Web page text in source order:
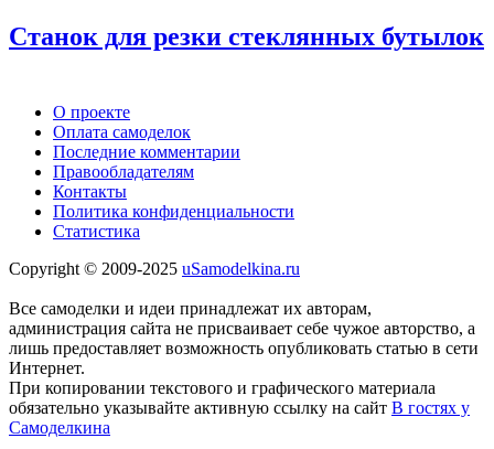
Станок для резки стеклянных бутылок
О проекте
Оплата самоделок
Последние комментарии
Правообладателям
Контакты
Политика конфиденциальности
Статистика
Copyright © 2009-2025 uSamodelkina.ru
Все самоделки и идеи принадлежат их авторам,
администрация сайта не присваивает себе чужое авторство, а
лишь предоставляет возможность опубликовать статью в сети
Интернет.
При копировании текстового и графического материала
обязательно указывайте активную ссылку на сайт В гостях у
Самоделкина